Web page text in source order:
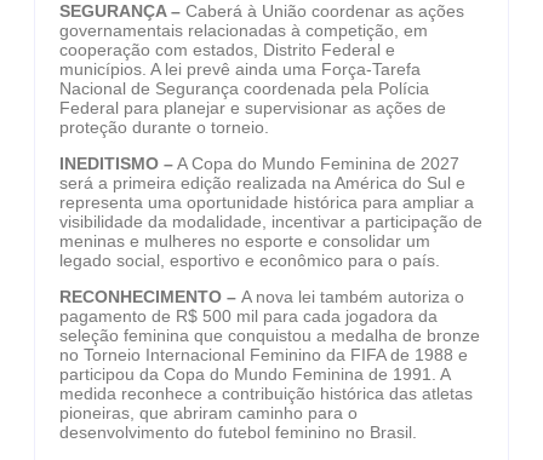
SEGURANÇA – Caberá à União coordenar as ações
governamentais relacionadas à competição, em
cooperação com estados, Distrito Federal e
municípios. A lei prevê ainda uma Força-Tarefa
Nacional de Segurança coordenada pela Polícia
Federal para planejar e supervisionar as ações de
proteção durante o torneio.
INEDITISMO –A Copa do Mundo Feminina de 2027
será a primeira edição realizada na América do Sul e
representa uma oportunidade histórica para ampliar a
visibilidade da modalidade, incentivar a participação de
meninas e mulheres no esporte e consolidar um
legado social, esportivo e econômico para o país.
RECONHECIMENTO – A nova lei também autoriza o
pagamento de R$ 500 mil para cada jogadora da
seleção feminina que conquistou a medalha de bronze
no Torneio Internacional Feminino da FIFA de 1988 e
participou da Copa do Mundo Feminina de 1991. A
medida reconhece a contribuição histórica das atletas
pioneiras, que abriram caminho para o
desenvolvimento do futebol feminino no Brasil.